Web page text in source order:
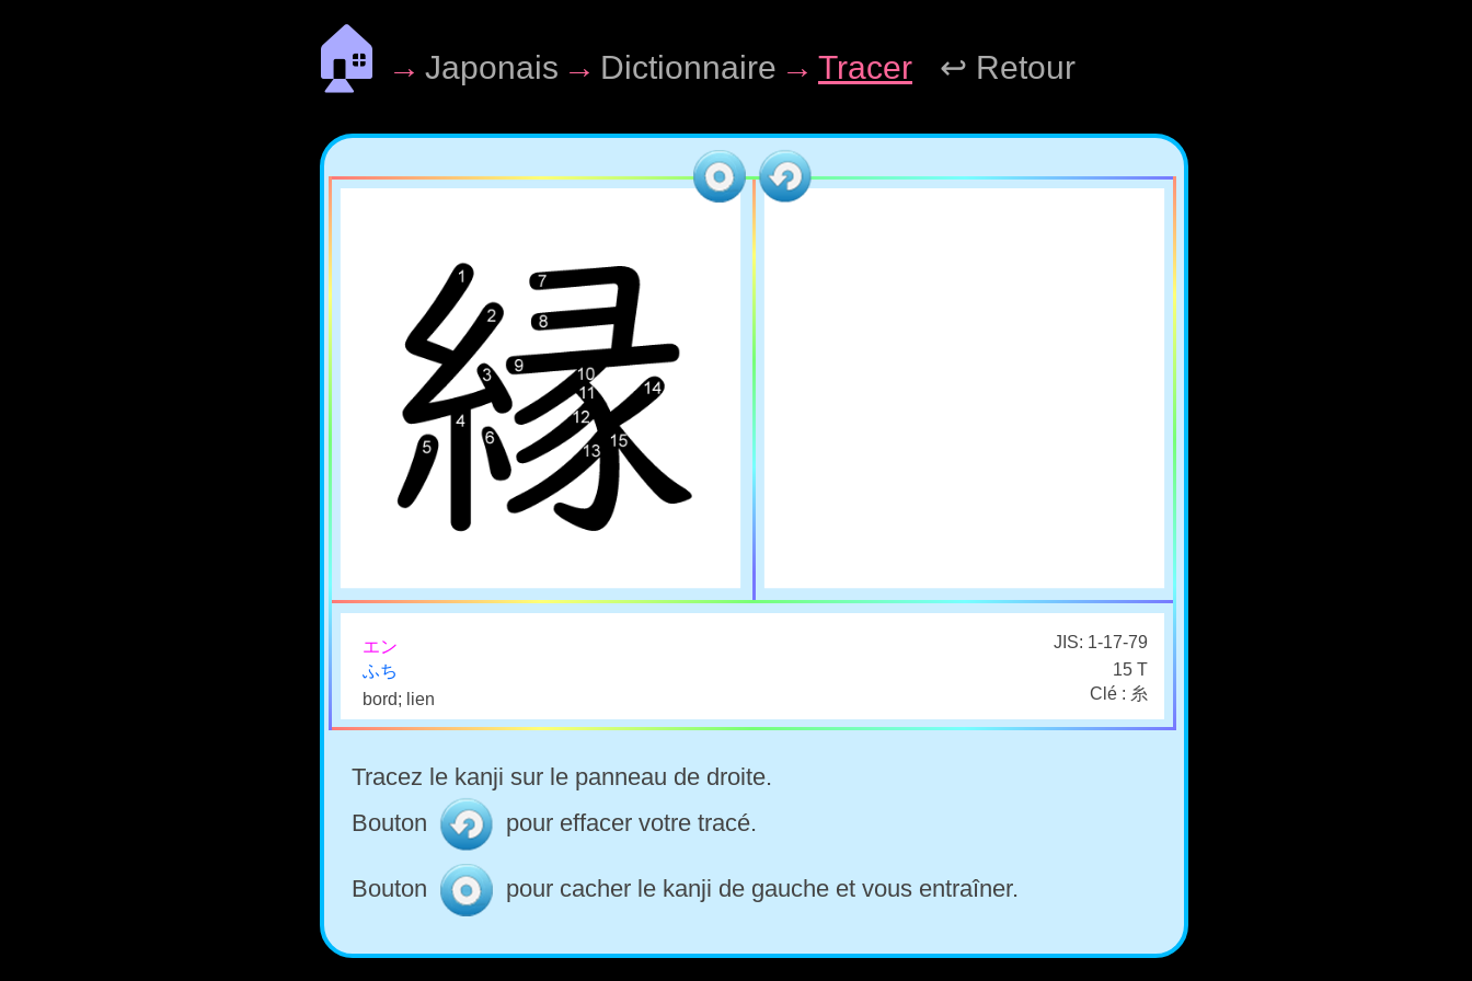
🏠 → Japonais → Dictionnaire → Tracer ↩ Retour
エン
JIS: 1-17-79
ふち
15 T
bord; lien
Clé : 糸
Tracez le kanji sur le panneau de droite.
Bouton
pour effacer votre tracé.
Bouton pour cacher le kanji de gauche et vous entraîner.